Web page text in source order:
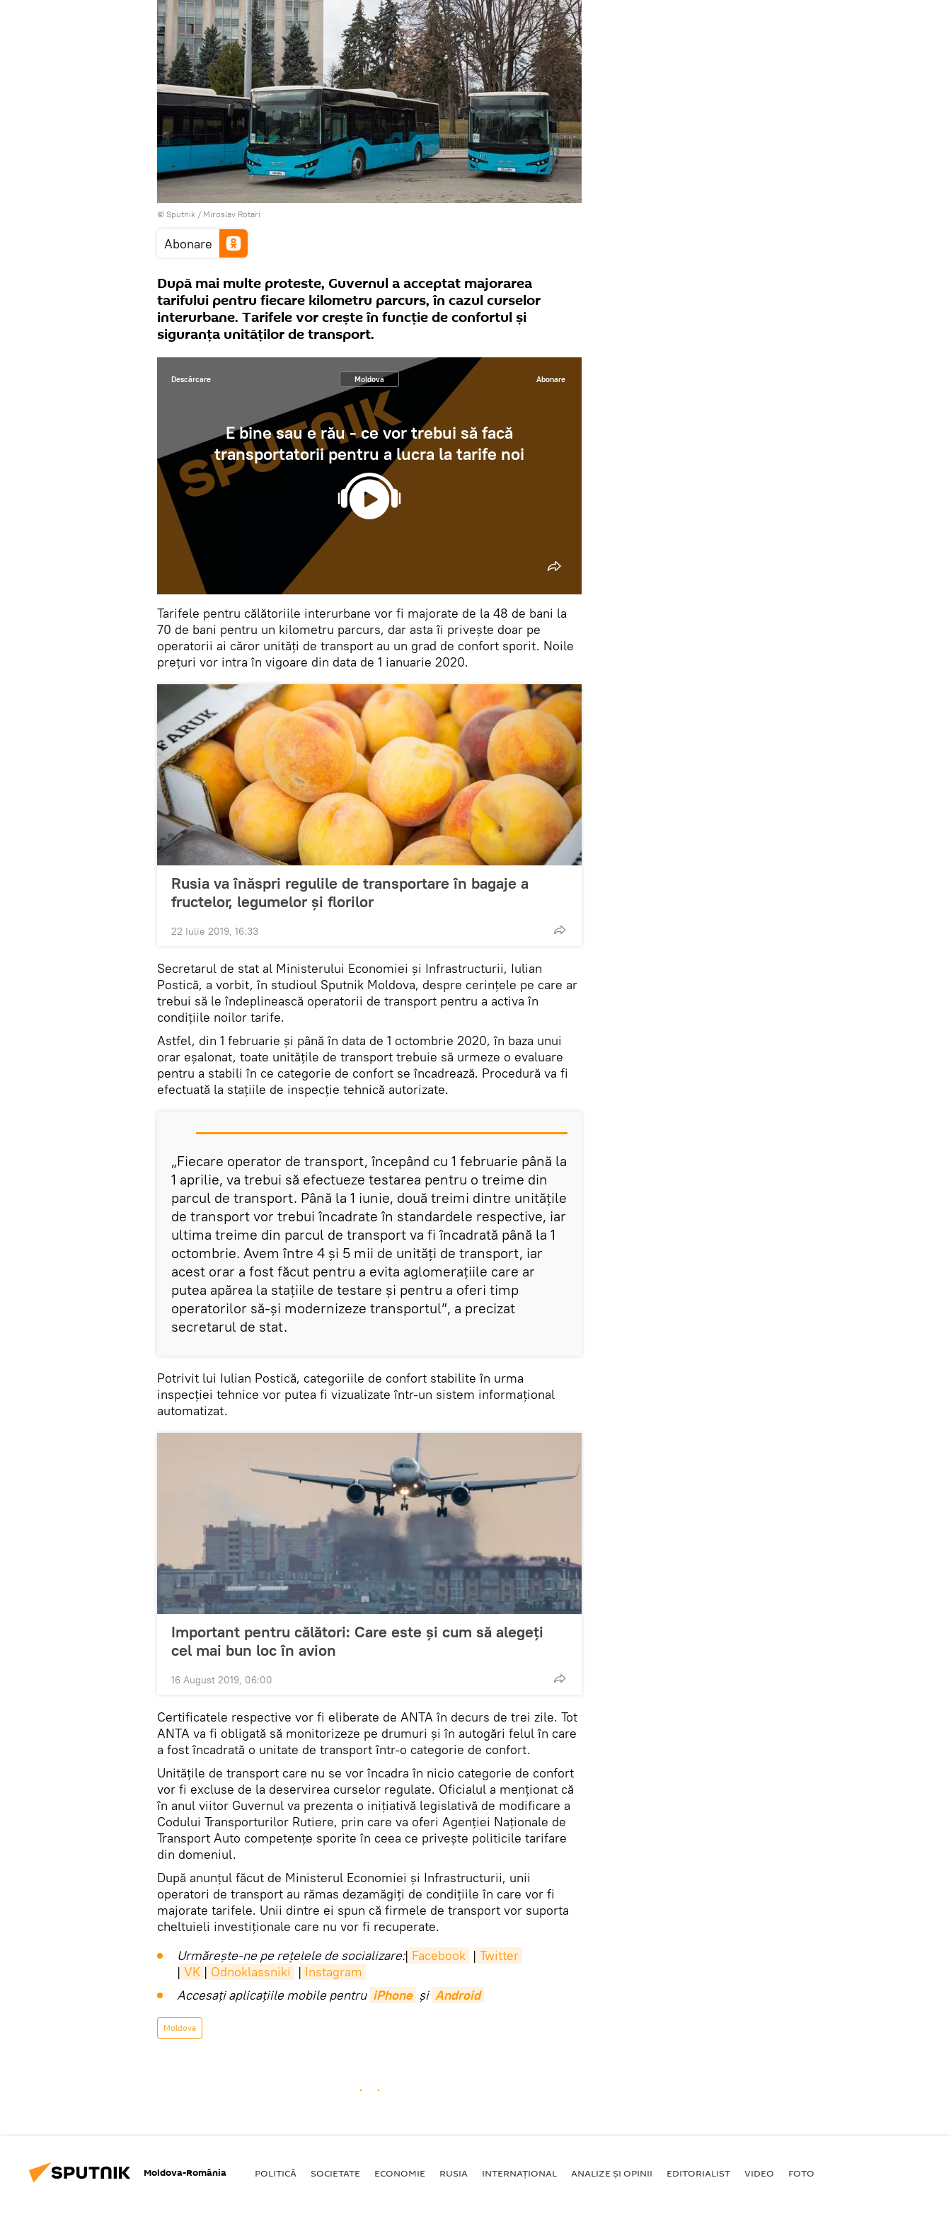
© Sputnik / Miroslav Rotari
Abonare
După mai multe proteste, Guvernul a acceptat majorarea
tarifului pentru fiecare kilometru parcurs, în cazul curselor
interurbane. Tarifele vor crește în funcție de confortul și
siguranța unităților de transport.
Moldova
E bine sau e rău - ce vor trebui să facă
transportatorii pentru a lucra la tarife noi
Abonare
Descărcare
Tarifele pentru călătoriile interurbane vor fi majorate de la 48 de bani la
70 de bani pentru un kilometru parcurs, dar asta îi privește doar pe
operatorii ai căror unități de transport au un grad de confort sporit. Noile
prețuri vor intra în vigoare din data de 1 ianuarie 2020.
Rusia va înăspri regulile de transportare în bagaje a
fructelor, legumelor și florilor
22 Iulie 2019, 16:33
Secretarul de stat al Ministerului Economiei și Infrastructurii, Iulian
Postică, a vorbit, în studioul Sputnik Moldova, despre cerințele pe care ar
trebui să le îndeplinească operatorii de transport pentru a activa în
condițiile noilor tarife.
Astfel, din 1 februarie și până în data de 1 octombrie 2020, în baza unui
orar eșalonat, toate unitățile de transport trebuie să urmeze o evaluare
pentru a stabili în ce categorie de confort se încadrează. Procedură va fi
efectuată la stațiile de inspecție tehnică autorizate.
„Fiecare operator de transport, începând cu 1 februarie până la
1 aprilie, va trebui să efectueze testarea pentru o treime din
parcul de transport. Până la 1 iunie, două treimi dintre unitățile
de transport vor trebui încadrate în standardele respective, iar
ultima treime din parcul de transport va fi încadrată până la 1
octombrie. Avem între 4 și 5 mii de unități de transport, iar
acest orar a fost făcut pentru a evita aglomerațiile care ar
putea apărea la stațiile de testare și pentru a oferi timp
operatorilor să-și modernizeze transportul”, a precizat
secretarul de stat.
Potrivit lui Iulian Postică, categoriile de confort stabilite în urma
inspecției tehnice vor putea fi vizualizate într-un sistem informațional
automatizat.
Important pentru călători: Care este și cum să alegeți
cel mai bun loc în avion
16 August 2019, 06:00
Certificatele respective vor fi eliberate de ANTA în decurs de trei zile. Tot
ANTA va fi obligată să monitorizeze pe drumuri și în autogări felul în care
a fost încadrată o unitate de transport într-o categorie de confort.
Unitățile de transport care nu se vor încadra în nicio categorie de confort
vor fi excluse de la deservirea curselor regulate. Oficialul a menționat că
în anul viitor Guvernul va prezenta o inițiativă legislativă de modificare a
Codului Transporturilor Rutiere, prin care va oferi Agenţiei Naţionale de
Transport Auto competențe sporite în ceea ce privește politicile tarifare
din domeniul.
După anunțul făcut de Ministerul Economiei și Infrastructurii, unii
operatori de transport au rămas dezamăgiți de condițiile în care vor fi
majorate tarifele. Unii dintre ei spun că firmele de transport vor suporta
cheltuieli investiționale care nu vor fi recuperate.
Urmărește-ne pe rețelele de socializare:| Facebook | Twitter
| VK | Odnoklassniki | Instagram
Accesaţi aplicaţiile mobile pentru iPhone și Android
Moldova
Moldova-România POLITICĂ SOCIETATE ECONOMIE RUSIA INTERNAŢIONAL ANALIZE ȘI OPINII EDITORIALIST VIDEO FOTO